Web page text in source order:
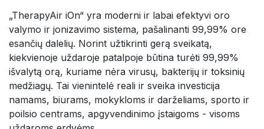
„TherapyAir iOn“ yra moderni ir labai efektyvi oro
valymo ir jonizavimo sistema, pašalinanti 99,99% ore
esančių dalelių. Norint užtikrinti gerą sveikatą,
kiekvienoje uždaroje patalpoje būtina turėti 99,99%
išvalytą orą, kuriame nėra virusų, bakterijų ir toksinių
medžiagų. Tai vienintelė reali ir sveika investicija
namams, biurams, mokykloms ir darželiams, sporto ir
poilsio centrams, apgyvendinimo įstaigoms - visoms